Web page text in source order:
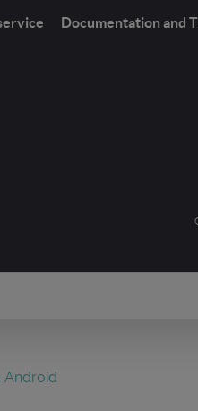
Documentation and
Android